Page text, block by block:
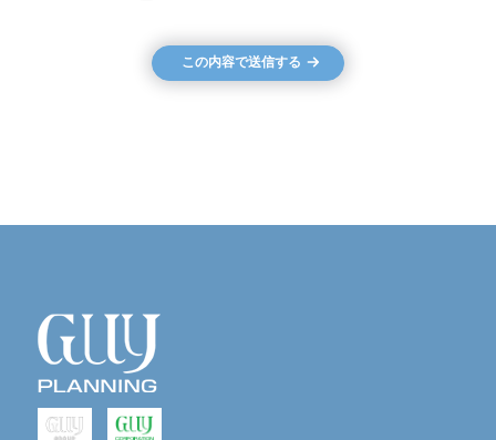
この内容で送信する